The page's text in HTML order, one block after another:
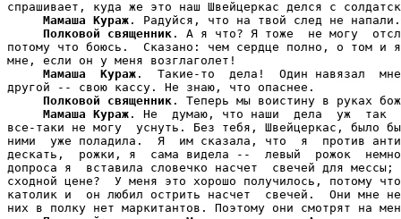
спрашивает, куда же это наш Швейцеркас делся с
Мамаша Кураж . Радуйся, что на твой след не напали.
Полковой священник . А я что? Я тоже  не могу
потому что боюсь.  Сказано: чем сердце полно, о том и
мне, если он у меня возглаголет!
Мамаша  Кураж .  Такие-то  дела!  Один навязал
другой -- свою кассу. Не знаю, что опаснее.
Полковой священник . Теперь мы воистину в руках
Мамаша Кураж . Не  думаю, что наши  дела  уж  так
все-таки не могу  уснуть. Без тебя, Швейцеркас, было
ними  уже поладила.  Я  им сказала, что  я  против
дескать,  рожки, я  сама видела --  левый  рожок
допроса я  вставила словечко насчет  свечей для
сходной цене?  У меня это хорошо получилось, потому
католик и  он любил острить насчет  свечей.  Они мне
них в полку нет маркитантов. Поэтому они смотрят на